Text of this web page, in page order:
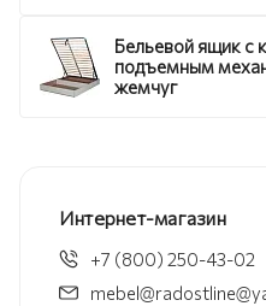
Бельевой ящик с
подъемным
жемчуг
Интернет-магазин
+7 (800) 250-43-02